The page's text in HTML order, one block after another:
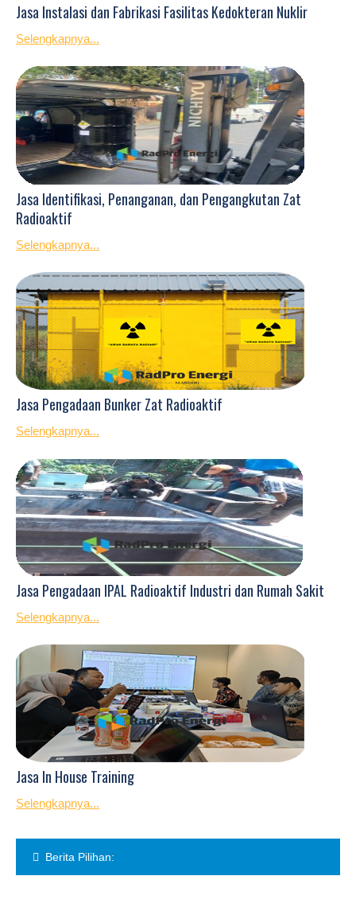
Jasa Instalasi dan Fabrikasi Fasilitas Kedokteran Nuklir
Selengkapnya...
Jasa Identifikasi, Penanganan, dan Pengangkutan Zat
Radioaktif
Selengkapnya...
Jasa Pengadaan Bunker Zat Radioaktif
Selengkapnya...
Jasa Pengadaan IPAL Radioaktif Industri dan Rumah Sakit
Selengkapnya...
Jasa In House Training
Selengkapnya...
Berita Pilihan: